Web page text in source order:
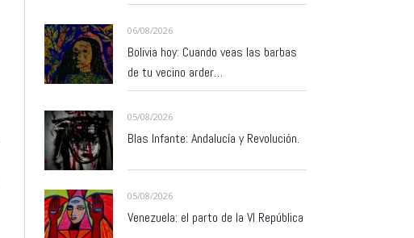
06/08/2026
Bolivia hoy: Cuando veas las barbas
de tu vecino arder…
05/08/2026
Blas Infante: Andalucía y Revolución.
05/08/2026
Venezuela: el parto de la VI República